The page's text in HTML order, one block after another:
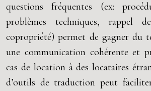
questions fréquentes (ex:
problèmes techniques, rappel
copropriété) permet de gagner du
une communication cohérente et
cas de location à des locataires
d’outils de traduction peut